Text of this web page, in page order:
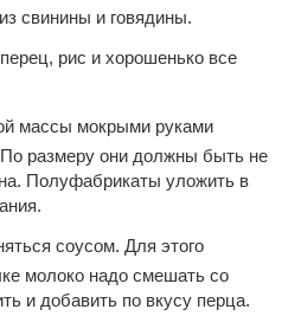
свинины и говядины.
рис и хорошенько все
массы мокрыми руками
размеру они должны быть не
Полуфабрикаты уложить в
соусом. Для этого
молоко надо смешать со
и добавить по вкусу перца.